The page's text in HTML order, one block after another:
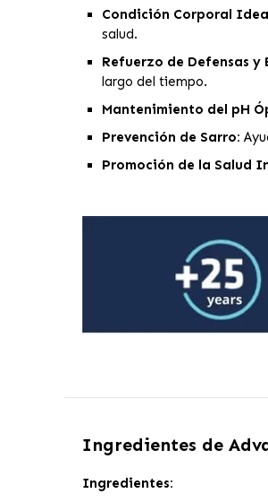
Condición Corporal
salud.
Refuerzo de Defensas y
largo del tiempo.
Mantenimiento del pH
Prevención de Sarro:
Promoción de la Salud
Ingredientes de
Ingredientes: